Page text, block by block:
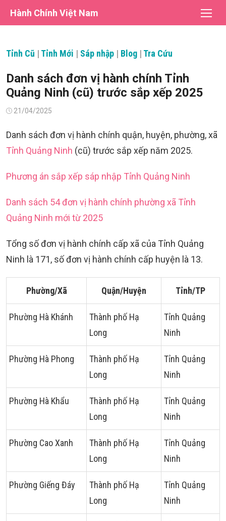
Hành Chính Việt Nam
Tỉnh Cũ | Tỉnh Mới | Sáp nhập | Blog | Tra Cứu
Danh sách đơn vị hành chính Tỉnh
Quảng Ninh (cũ) trước sắp xếp 2025
Đăng21/04/2025
Danh sách đơn vị hành chính quận, huyện, phường, xã
Tỉnh Quảng Ninh (cũ) trước sắp xếp năm 2025.
Phương án sắp xếp sáp nhập Tỉnh Quảng Ninh
Danh sách 54 đơn vị hành chính phường xã Tỉnh
Quảng Ninh mới từ 2025
Tổng số đơn vị hành chính cấp xã của Tỉnh Quảng
Ninh là 171, số đơn vị hành chính cấp huyện là 13.
Phường/Xã Quận/Huyện Tỉnh/TP
Phường Hà Khánh
Thành phố Hạ
Long
Tỉnh Quảng
Ninh
Phường Hà Phong
Thành phố Hạ
Long
Tỉnh Quảng
Ninh
Phường Hà Khẩu
Thành phố Hạ
Long
Tỉnh Quảng
Ninh
Phường Cao Xanh
Thành phố Hạ
Long
Tỉnh Quảng
Ninh
Phường Giếng Đáy
Thành phố Hạ
Long
Tỉnh Quảng
Ninh